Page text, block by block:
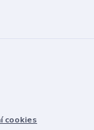
cookies